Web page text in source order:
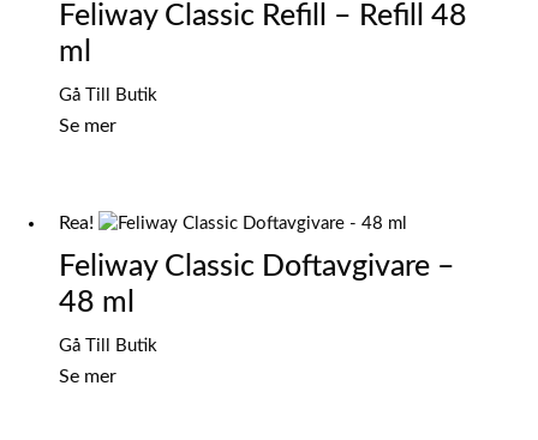
Feliway Classic Refill – Refill 48
ml
Det
ursprungliga
Det
nuvarande
Gå Till Butik
Se mer
Rea!
Feliway Classic Doftavgivare –
48 ml
Det
ursprungliga
Det
nuvarande
Gå Till Butik
Se mer